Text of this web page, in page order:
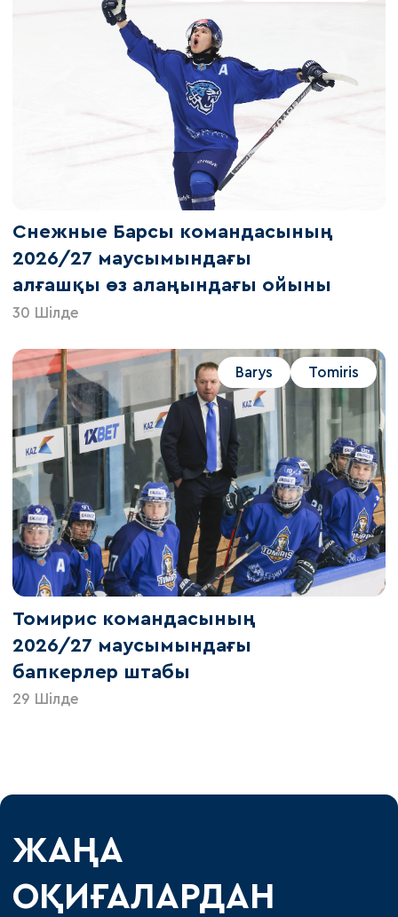
Снежные Барсы командасының
2026/27 маусымындағы
алғашқы өз алаңындағы ойыны
30 Шілде
Barys Tomiris
Томирис командасының
2026/27 маусымындағы
бапкерлер штабы
29 Шілде
ЖАҢА
ОҚИҒАЛАРДАН